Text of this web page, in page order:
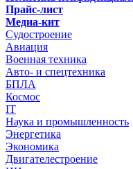
Прайс-лист
Медиа-кит
Судостроение
Авиация
Военная техника
Авто- и спецтехника
БПЛА
Космос
IT
Наука и промышленность
Энергетика
Экономика
Двигателестроение